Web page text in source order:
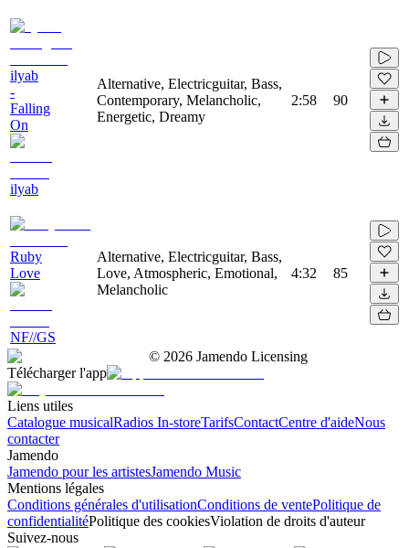
ilyab
-
Falling
On
ilyab
Alternative, Electricguitar, Bass,
Contemporary, Melancholic,
Energetic, Dreamy
2:58 90
Ruby
Love
NF//GS
Alternative, Electricguitar, Bass,
Love, Atmospheric, Emotional,
Melancholic
4:32 85
© 2026 Jamendo Licensing
Télécharger l'app
Liens utiles
Catalogue musicalRadios In-storeTarifsContactCentre d'aideNous
contacter
Jamendo
Jamendo pour les artistesJamendo Music
Mentions légales
Conditions générales d'utilisationConditions de ventePolitique de
confidentialitéPolitique des cookiesViolation de droits d'auteur
Suivez-nous